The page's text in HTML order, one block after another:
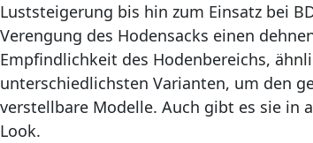
Luststeigerung bis hin zum Einsatz bei
Verengung des Hodensacks einen
Empfindlichkeit des Hodenbereichs,
unterschiedlichsten Varianten, um den
verstellbare Modelle. Auch gibt es sie in
Look.